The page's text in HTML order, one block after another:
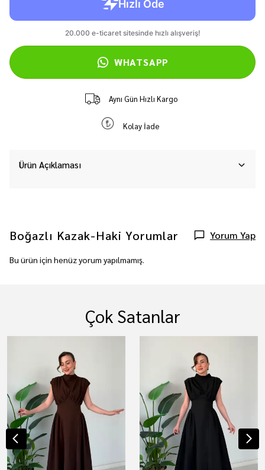
WHATSAPP
Aynı Gün Hızlı Kargo
Kolay İade
Ürün Açıklaması
Boğazlı Kazak-Haki Yorumlar Yorum Yap
Bu ürün için henüz yorum yapılmamış.
Çok Satanlar